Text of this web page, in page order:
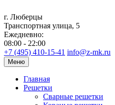
г. Люберцы
Транспортная улица, 5
Ежедневно:
08:00 - 22:00
+7 (495) 410-15-41 info@z-mk.ru
Меню
Главная
Решетки
Сварные решетки